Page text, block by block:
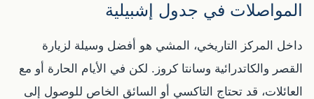
المواصلات في جدول إشبيلية
داخل المركز التاريخي، المشي هو أفضل وسيلة لزيارة
القصر والكاتدرائية وسانتا كروز. لكن في الأيام الحارة أو مع
العائلات، قد تحتاج التاكسي أو السائق الخاص للوصول إلى